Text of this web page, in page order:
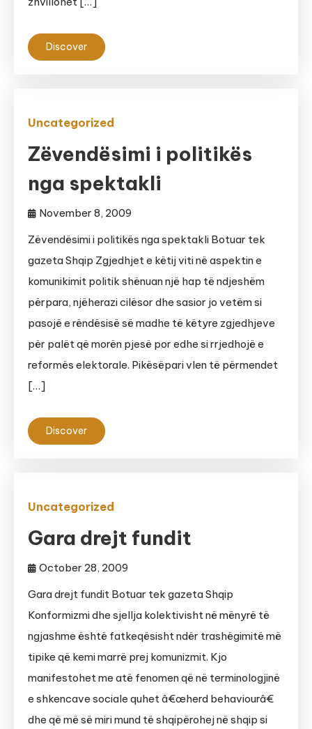
Discover
Uncategorized
Zëvendësimi i politikës
nga spektakli
November 8, 2009
Zëvendësimi i politikës nga spektakli Botuar tek
gazeta Shqip Zgjedhjet e këtij viti në aspektin e
komunikimit politik shënuan një hap të ndjeshëm
përpara, njëherazi cilësor dhe sasior jo vetëm si
pasojë e rëndësisë së madhe të këtyre zgjedhjeve
për palët që morën pjesë por edhe si rrjedhojë e
reformës elektorale. Pikësëpari vlen të përmendet
[…]
Discover
Uncategorized
Gara drejt fundit
October 28, 2009
Gara drejt fundit Botuar tek gazeta Shqip
Konformizmi dhe sjellja kolektivisht në mënyrë të
ngjashme është fatkeqësisht ndër trashëgimitë më
tipike që kemi marrë prej komunizmit. Kjo
manifestohet me atë fenomen që në terminologjinë
e shkencave sociale quhet â€œherd behaviourâ€
dhe që më së miri mund të shqipërohej në shqip si